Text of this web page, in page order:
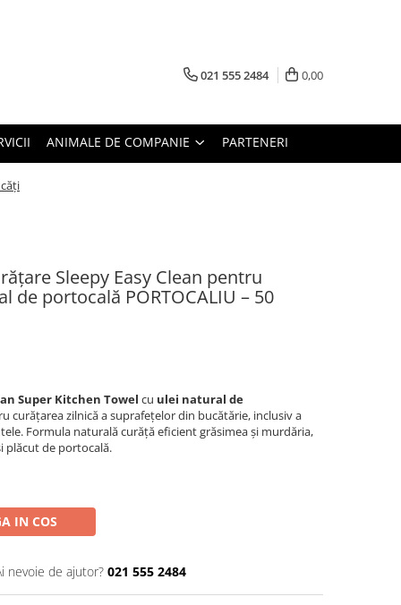
021 555 2484 0,00
ANIMALE DE COMPANIE PARTENERI
Sleepy Easy Clean pentru
de portocală PORTOCALIU – 50
Super Kitchen Towel cu ulei natural de
curățarea zilnică a suprafețelor din bucătărie, inclusiv a
Formula naturală curăță eficient grăsimea și murdăria,
plăcut de portocală.
IN COS
nevoie de ajutor? 021 555 2484